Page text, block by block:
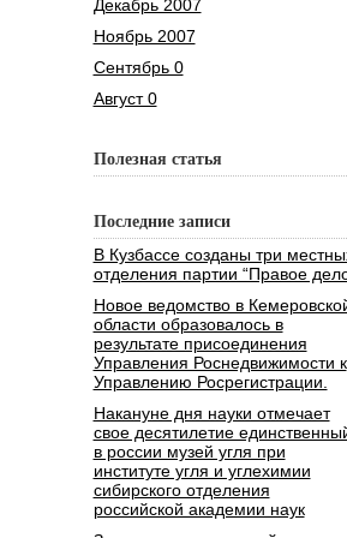
Декабрь 2007
Ноябрь 2007
Сентябрь 0
Август 0
Полезная статья
Последние записи
В Кузбассе созданы три
отделения партии “Правое
Новое ведомство в
области образовалось в
результате присоединения
Управления Роснедвижимости к
Управлению Росрегистрации.
Накануне дня науки отмечает
свое десятилетие
в россии музей угля при
институте угля и углехимии
сибирского отделения
российской академии наук